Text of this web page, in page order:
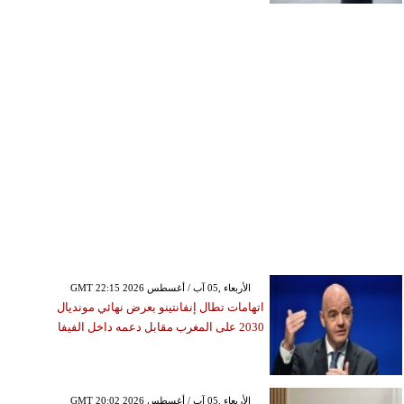
GMT 22:15 2026 الأربعاء ,05 آب / أغسطس
اتهامات تطال إنفانتينو بعرض نهائي مونديال
2030 على المغرب مقابل دعمه داخل الفيفا
GMT 20:02 2026 الأربعاء ,05 آب / أغسطس